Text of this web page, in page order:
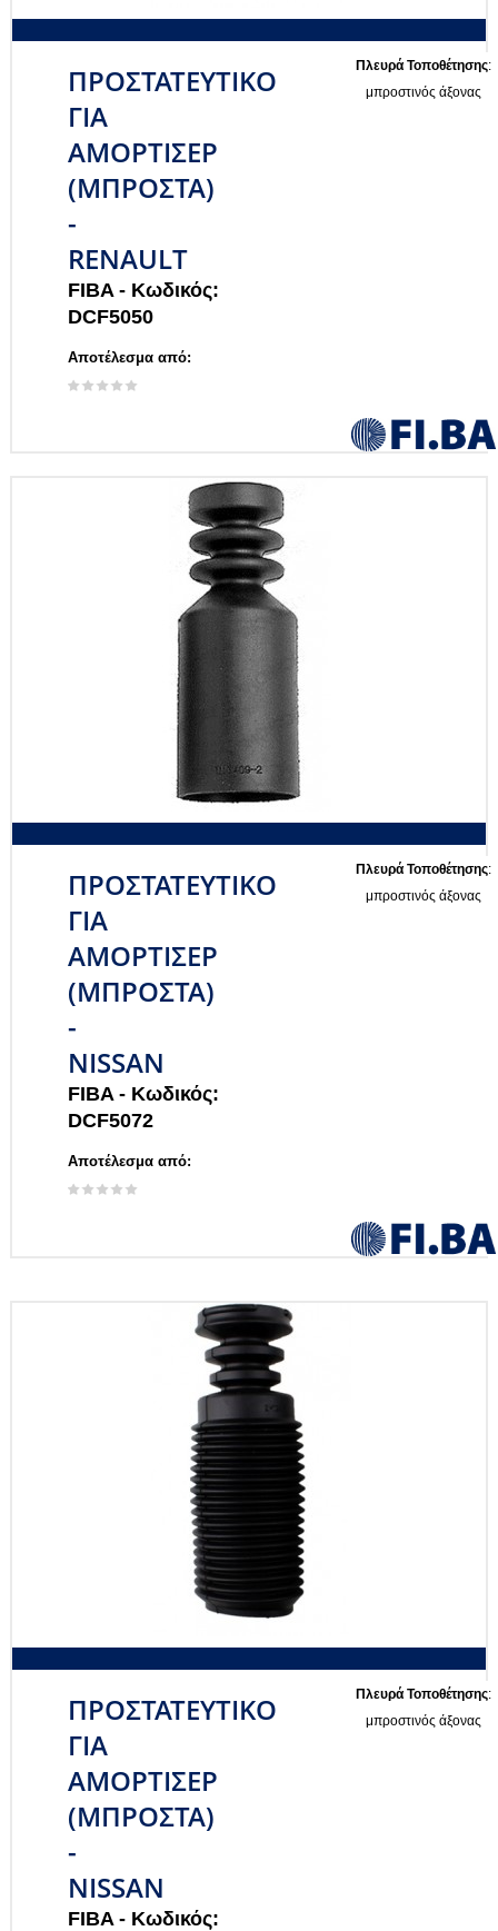
ΠΡΟΣΤΑΤΕΥΤΙΚΟ
ΓΙΑ
ΑΜΟΡΤΙΣΕΡ
(ΜΠΡΟΣΤΑ)
-
RENAULT
FIBA - Κωδικός:
DCF5050
Αποτέλεσμα από:
Πλευρά Τοποθέτησης:
μπροστινός άξονας
ΠΡΟΣΤΑΤΕΥΤΙΚΟ
ΓΙΑ
ΑΜΟΡΤΙΣΕΡ
(ΜΠΡΟΣΤΑ)
-
NISSAN
FIBA - Κωδικός:
DCF5072
Αποτέλεσμα από:
Πλευρά Τοποθέτησης:
μπροστινός άξονας
ΠΡΟΣΤΑΤΕΥΤΙΚΟ
ΓΙΑ
ΑΜΟΡΤΙΣΕΡ
(ΜΠΡΟΣΤΑ)
-
NISSAN
FIBA - Κωδικός:
Πλευρά Τοποθέτησης:
μπροστινός άξονας